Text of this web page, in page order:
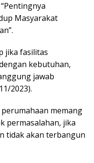
Masyarakat
jika fasilitas
kebutuhan,
jawab
2023).
memang
permasalahan, jika
tidak akan terbangun